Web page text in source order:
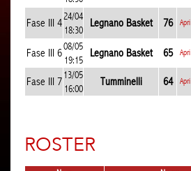
Fase III 4
24/04
18:30
Legnano Basket 76 Apri
Fase III 6
08/05
19:15
Legnano Basket 65 Apri
Fase III 7
13/05
16:00
Tumminelli 64 Apri
ROSTER